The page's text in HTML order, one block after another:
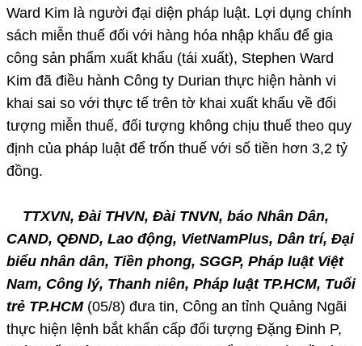
Ward Kim là người đại diện pháp luật. Lợi dụng chính
sách miễn thuế đối với hàng hóa nhập khẩu để gia
công sản phẩm xuất khẩu (tái xuất), Stephen Ward
Kim đã điều hành Công ty Durian thực hiện hành vi
khai sai so với thực tế trên tờ khai xuất khẩu về đối
tượng miễn thuế, đối tượng không chịu thuế theo quy
định của pháp luật để trốn thuế với số tiền hơn 3,2 tỷ
đồng.
TTXVN, Đài THVN, Đài TNVN, báo Nhân Dân,
CAND, QĐND, Lao động, VietNamPlus, Dân trí, Đại
biểu nhân dân, Tiền phong, SGGP, Pháp luật Việt
Nam, Công lý, Thanh niên, Pháp luật TP.HCM, Tuổi
trẻ TP.HCM(05/8) đưa tin, Công an tỉnh Quảng Ngãi
thực hiện lệnh bắt khẩn cấp đối tượng Đặng Đinh P,